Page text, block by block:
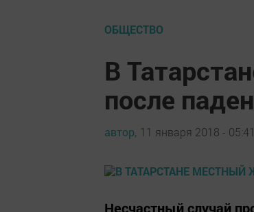
ОБЩЕСТВО
В
после
автор, 11 января 2018 - 05:41
Несчастный случай